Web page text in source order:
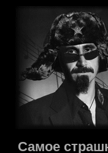
Самое